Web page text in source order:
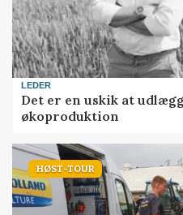
LEDER
Det er en uskik at
økoproduktion
HØST-TOUR